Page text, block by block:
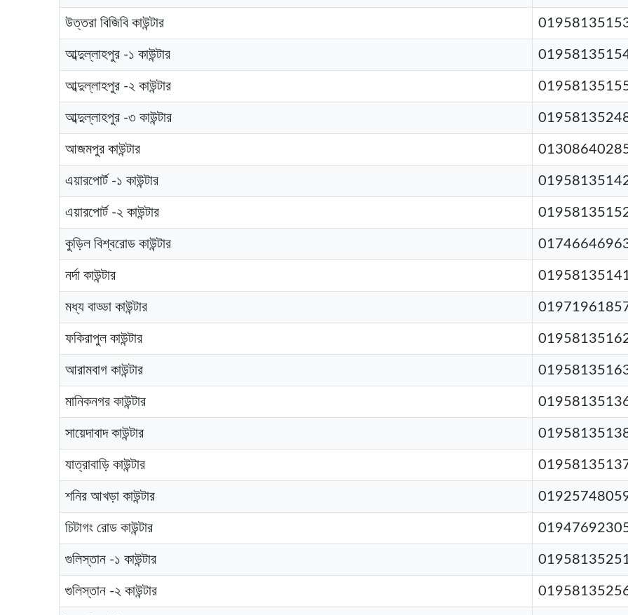
উত্তরা বিজিবি কাউন্টার
আব্দুল্লাহপুর -১ কাউন্টার
আব্দুল্লাহপুর -২ কাউন্টার
আব্দুল্লাহপুর -৩ কাউন্টার
আজমপুর কাউন্টার
এয়ারপোর্ট -১ কাউন্টার
এয়ারপোর্ট -২ কাউন্টার
কুড়িল বিশ্বরোড কাউন্টার
নর্দা কাউন্টার
মধ্য বাড্ডা কাউন্টার
ফকিরাপুল কাউন্টার
আরামবাগ কাউন্টার
মানিকনগর কাউন্টার
সায়েদাবাদ কাউন্টার
যাত্রাবাড়ি কাউন্টার
শনির আখড়া কাউন্টার
চিটাগং রোড কাউন্টার
গুলিস্তান -১ কাউন্টার
গুলিস্তান -২ কাউন্টার